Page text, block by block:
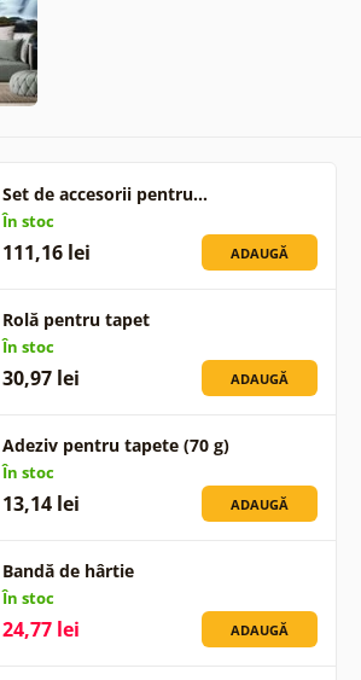
Set de accesorii pentru…
În stoc
111,16 lei ADAUGĂ
Rolă pentru tapet
În stoc
30,97 lei ADAUGĂ
Adeziv pentru tapete (70 g)
În stoc
13,14 lei ADAUGĂ
Bandă de hârtie
În stoc
24,77 lei ADAUGĂ